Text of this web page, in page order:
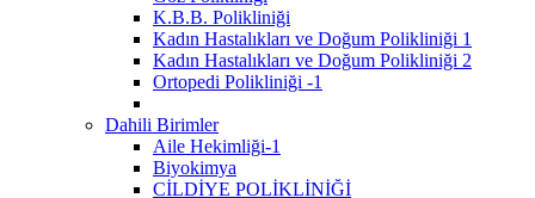
K.B.B. Polikliniği
Kadın Hastalıkları ve Doğum Polikliniği 1
Kadın Hastalıkları ve Doğum Polikliniği 2
Ortopedi Polikliniği -1
Dahili Birimler
Aile Hekimliği-1
Biyokimya
CİLDİYE POLİKLİNİĞİ